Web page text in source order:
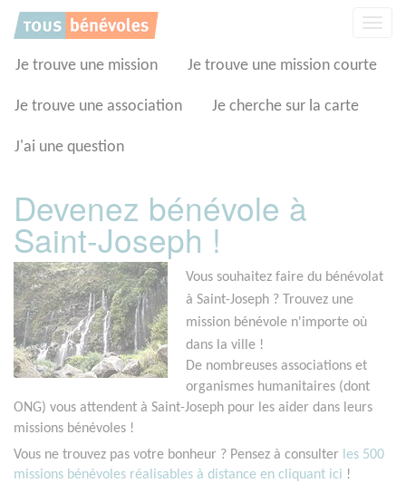
Je trouve une mission Je trouve une mission courte
Je trouve une association Je cherche sur la carte
J'ai une question
Devenez bénévole à
Saint-Joseph !
Vous souhaitez faire du bénévolat
à Saint-Joseph ? Trouvez une
mission bénévole n'importe où
dans la ville !
De nombreuses associations et
organismes humanitaires (dont
ONG) vous attendent à Saint-Joseph pour les aider dans leurs
missions bénévoles !
Vous ne trouvez pas votre bonheur ? Pensez à consulter les 500
missions bénévoles réalisables à distance en cliquant ici !
Panneau de gestion des cookies